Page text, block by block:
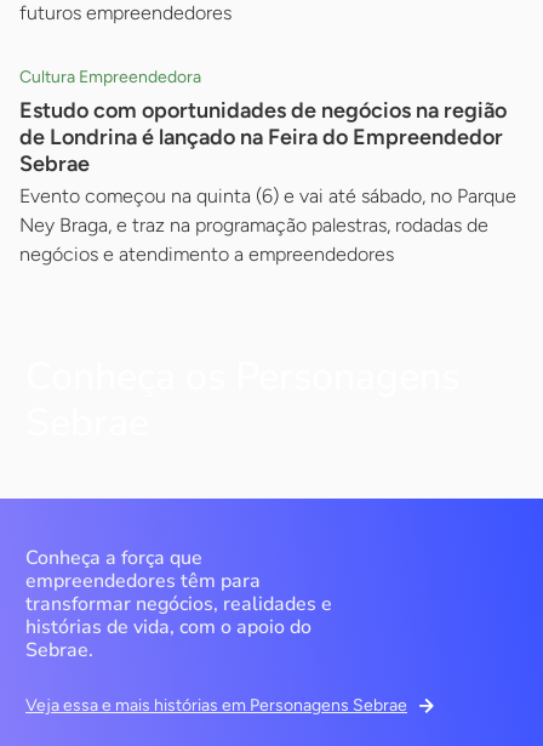
futuros empreendedores
Cultura Empreendedora
Estudo com oportunidades de negócios na região
de Londrina é lançado na Feira do Empreendedor
Sebrae
Evento começou na quinta (6) e vai até sábado, no Parque
Ney Braga, e traz na programação palestras, rodadas de
negócios e atendimento a empreendedores
Conheça a força que
empreendedores têm para
transformar negócios, realidades e
histórias de vida, com o apoio do
Sebrae.
Veja essa e mais histórias em Personagens Sebrae